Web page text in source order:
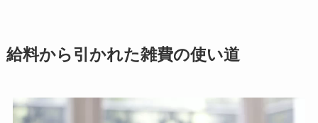
給料から引かれた雑費の使い道